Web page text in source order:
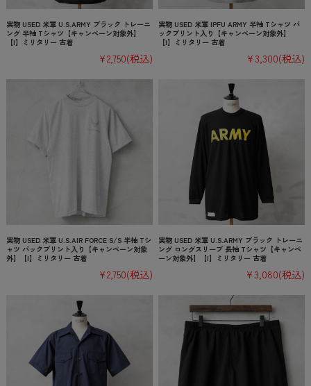
実物 USED 米軍 U.S.ARMY ブラック トレーニ
ング 半袖 Tシャツ【キャンペーン対象外】
【I】ミリタリー 古着
¥2,750(税込)
実物 USED 米軍 IPFU ARMY 半袖 Tシャツ バ
ックプリント入り【キャンペーン対象外】
【I】ミリタリー 古着
¥3,300(税込)
実物 USED 米軍 U.S.AIR FORCE S/S 半袖 Tシ
ャツ バックプリント入り【キャンペーン対象
外】【I】ミリタリー 古着
¥2,750(税込)
実物 USED 米軍 U.S.ARMY ブラック トレーニ
ング ロングスリーブ 長袖 Tシャツ【キャンペ
ーン対象外】【I】ミリタリー 古着
¥3,080(税込)